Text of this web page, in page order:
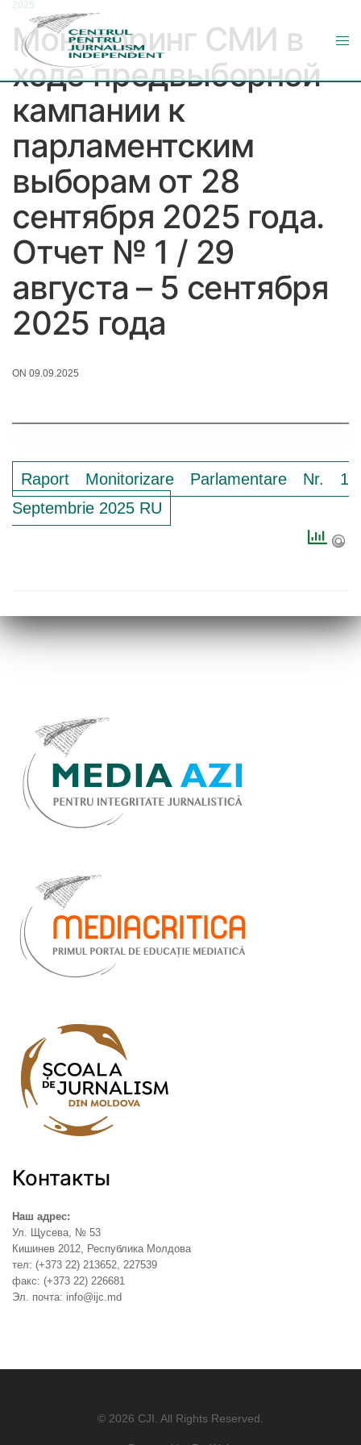
2025
Мониторинг СМИ в
ходе предвыборной
кампании к
парламентским
выборам от 28
сентября 2025 года.
Отчет № 1 / 29
августа – 5 сентября
2025 года
ON 09.09.2025
Raport Monitorizare Parlamentare Nr. 1
Septembrie 2025 RU
Контакты
Наш адрес:
Ул. Щусева, № 53
Кишинев 2012, Республика Молдова
тел: (+373 22) 213652, 227539
факс: (+373 22) 226681
Эл. почта: info@ijc.md
© 2026 CJI. All Rights Reserved.